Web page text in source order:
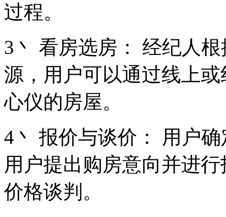
过程。
3丶 看房选房： 经纪人
源，用户可以通过线上
心仪的房屋。
4丶 报价与谈价： 用户
用户提出购房意向并进
价格谈判。